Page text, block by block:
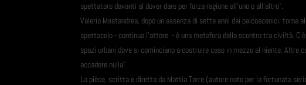
spettatore davanti al dover dare per forza ragione all'uno o all'altro".
Valerio Mastandrea, dopo un'assenza di sette anni dai palcoscenici, torna
spettacolo - continua l'attore - è una metafora dello scontro tra civiltà. C'è
spazi urbani dove si cominciano a costruire case in mezzo al niente. Altre
accadere nulla".
La pièce, scritta e diretta da Mattia Torre (autore noto per la fortunata